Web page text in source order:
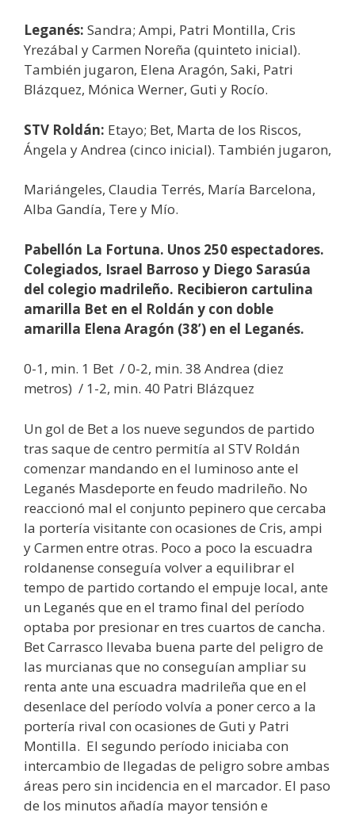
Leganés: Sandra; Ampi, Patri Montilla, Cris
Yrezábal y Carmen Noreña (quinteto inicial).
También jugaron, Elena Aragón, Saki, Patri
Blázquez, Mónica Werner, Guti y Rocío.
STV Roldán: Etayo; Bet, Marta de los Riscos,
Ángela y Andrea (cinco inicial). También jugaron,
Mariángeles, Claudia Terrés, María Barcelona,
Alba Gandía, Tere y Mío.
Pabellón La Fortuna. Unos 250 espectadores.
Colegiados, Israel Barroso y Diego Sarasúa
del colegio madrileño. Recibieron cartulina
amarilla Bet en el Roldán y con doble
amarilla Elena Aragón (38’) en el Leganés.
0-1, min. 1 Bet / 0-2, min. 38 Andrea (diez
metros) / 1-2, min. 40 Patri Blázquez
Un gol de Bet a los nueve segundos de partido
tras saque de centro permitía al STV Roldán
comenzar mandando en el luminoso ante el
Leganés Masdeporte en feudo madrileño. No
reaccionó mal el conjunto pepinero que cercaba
la portería visitante con ocasiones de Cris, ampi
y Carmen entre otras. Poco a poco la escuadra
roldanense conseguía volver a equilibrar el
tempo de partido cortando el empuje local, ante
un Leganés que en el tramo final del período
optaba por presionar en tres cuartos de cancha.
Bet Carrasco llevaba buena parte del peligro de
las murcianas que no conseguían ampliar su
renta ante una escuadra madrileña que en el
desenlace del período volvía a poner cerco a la
portería rival con ocasiones de Guti y Patri
Montilla. El segundo período iniciaba con
intercambio de llegadas de peligro sobre ambas
áreas pero sin incidencia en el marcador. El paso
de los minutos añadía mayor tensión e